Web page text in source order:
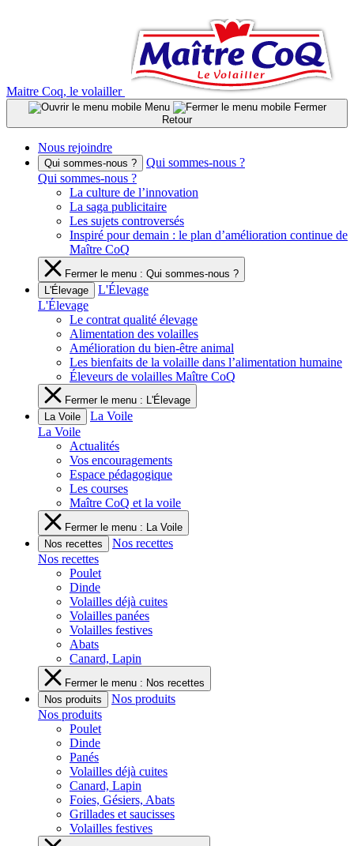
Maitre Coq, le volailler
Menu
Fermer
Retour
Nous rejoindre
Qui sommes-nous ?
Qui sommes-nous ?
Qui sommes-nous ?
La culture de l’innovation
La saga publicitaire
Les sujets controversés
Inspiré pour demain : le plan d’amélioration continue de
Maître CoQ
Fermer le menu : Qui sommes-nous ?
L'Élevage
L'Élevage
L'Élevage
Le contrat qualité élevage
Alimentation des volailles
Amélioration du bien-être animal
Les bienfaits de la volaille dans l’alimentation humaine
Éleveurs de volailles Maître CoQ
Fermer le menu : L'Élevage
La Voile
La Voile
La Voile
Actualités
Vos encouragements
Espace pédagogique
Les courses
Maître CoQ et la voile
Fermer le menu : La Voile
Nos recettes
Nos recettes
Nos recettes
Poulet
Dinde
Volailles déjà cuites
Volailles panées
Volailles festives
Abats
Canard, Lapin
Fermer le menu : Nos recettes
Nos produits
Nos produits
Nos produits
Poulet
Dinde
Panés
Volailles déjà cuites
Canard, Lapin
Foies, Gésiers, Abats
Grillades et saucisses
Volailles festives